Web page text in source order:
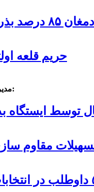
را تامین می کند
حریم قلعه
مدیرکل منابع طبیعی و آبخیزداری استان اردبیل:
توسط